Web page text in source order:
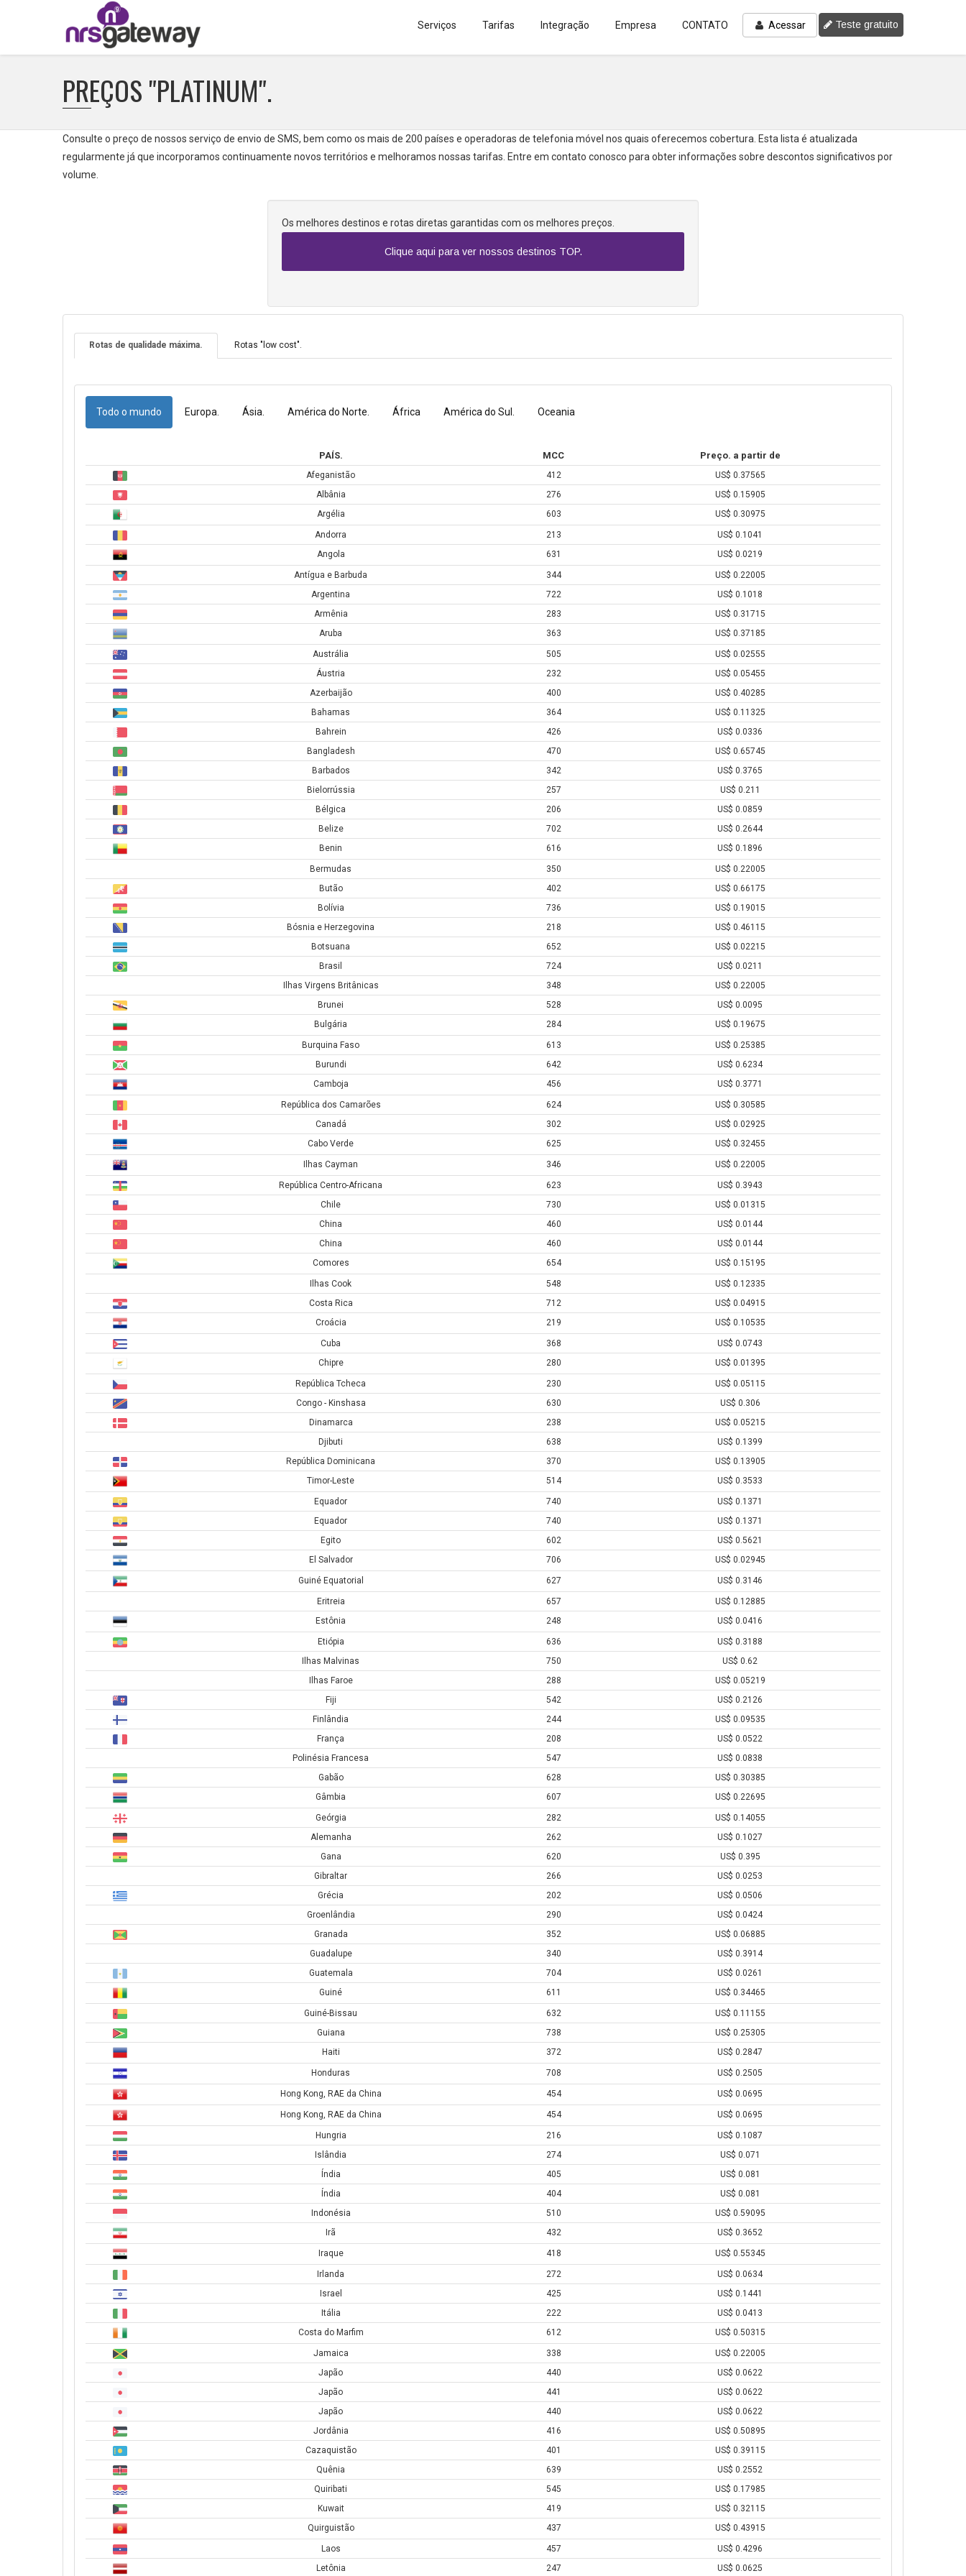
Serviços Tarifas Integração Empresa CONTATO Acessar Teste gratuito
PREÇOS "PLATINUM".
Consulte o preço de nossos serviço de envio de SMS, bem como os mais de 200 países e operadoras de telefonia móvel nos quais oferecemos cobertura. Esta lista é atualizada
regularmente já que incorporamos continuamente novos territórios e melhoramos nossas tarifas. Entre em contato conosco para obter informações sobre descontos significativos por
volume.
Os melhores destinos e rotas diretas garantidas com os melhores preços.
Clique aqui para ver nossos destinos TOP.
Rotas de qualidade máxima. Rotas "low cost".
Todo o mundo Europa. Ásia. América do Norte. África América do Sul. Oceania
PAÍS. MCC Preço. a partir de
Afeganistão 412
US$ 0.37565
Albânia
276
US$ 0.15905
Argélia
603 US$ 0.30975
Andorra 213
US$ 0.1041
Angola
631 US$ 0.0219
Antígua e Barbuda 344
US$ 0.22005
Argentina
722
US$ 0.1018
Armênia
283
US$ 0.31715
Aruba
363 US$ 0.37185
Austrália 505
US$ 0.02555
Áustria
232
US$ 0.05455
Azerbaijão
400
US$ 0.40285
Bahamas
364
US$ 0.11325
Bahrein
426
US$ 0.0336
Bangladesh
470
US$ 0.65745
Barbados
342
US$ 0.3765
Bielorrússia
257
US$ 0.211
Bélgica
206
US$ 0.0859
Belize
702
US$ 0.2644
Benin
616 US$ 0.1896
Bermudas 350
US$ 0.22005
Butão
402
US$ 0.66175
Bolívia
736
US$ 0.19015
Bósnia e Herzegovina
218
US$ 0.46115
Botsuana
652
US$ 0.02215
Brasil
724
US$ 0.0211
Ilhas Virgens Britânicas
348
US$ 0.22005
Brunei
528
US$ 0.0095
Bulgária
284 US$ 0.19675
Burquina Faso 613
US$ 0.25385
Burundi
642
US$ 0.6234
Camboja
456 US$ 0.3771
República dos Camarões 624
US$ 0.30585
Canadá
302
US$ 0.02925
Cabo Verde
625 US$ 0.32455
Ilhas Cayman 346 US$ 0.22005
República Centro-Africana 623
US$ 0.3943
Chile
730
US$ 0.01315
China
460
US$ 0.0144
China
460
US$ 0.0144
Comores
654 US$ 0.15195
Ilhas Cook 548
US$ 0.12335
Costa Rica
712
US$ 0.04915
Croácia
219 US$ 0.10535
Cuba 368
US$ 0.0743
Chipre
280 US$ 0.01395
República Tcheca 230
US$ 0.05115
Congo - Kinshasa
630
US$ 0.306
Dinamarca
238
US$ 0.05215
Djibuti
638
US$ 0.1399
República Dominicana
370
US$ 0.13905
Timor-Leste
514 US$ 0.3533
Equador 740
US$ 0.1371
Equador
740
US$ 0.1371
Egito
602
US$ 0.5621
El Salvador
706 US$ 0.02945
Guiné Equatorial 627 US$ 0.3146
Eritreia 657
US$ 0.12885
Estônia
248 US$ 0.0416
Etiópia 636
US$ 0.3188
Ilhas Malvinas
750
US$ 0.62
Ilhas Faroe
288
US$ 0.05219
Fiji
542
US$ 0.2126
Finlândia
244
US$ 0.09535
França
208
US$ 0.0522
Polinésia Francesa
547
US$ 0.0838
Gabão
628
US$ 0.30385
Gâmbia
607 US$ 0.22695
Geórgia 282
US$ 0.14055
Alemanha
262
US$ 0.1027
Gana
620
US$ 0.395
Gibraltar
266
US$ 0.0253
Grécia
202
US$ 0.0506
Groenlândia
290
US$ 0.0424
Granada
352
US$ 0.06885
Guadalupe
340
US$ 0.3914
Guatemala
704
US$ 0.0261
Guiné
611 US$ 0.34465
Guiné-Bissau 632
US$ 0.11155
Guiana
738
US$ 0.25305
Haiti
372 US$ 0.2847
Honduras 708 US$ 0.2505
Hong Kong, RAE da China 454 US$ 0.0695
Hong Kong, RAE da China 454 US$ 0.0695
Hungria 216
US$ 0.1087
Islândia
274
US$ 0.071
Índia
405
US$ 0.081
Índia
404
US$ 0.081
Indonésia
510
US$ 0.59095
Irã
432 US$ 0.3652
Iraque 418 US$ 0.55345
Irlanda 272
US$ 0.0634
Israel
425
US$ 0.1441
Itália
222
US$ 0.0413
Costa do Marfim
612 US$ 0.50315
Jamaica 338
US$ 0.22005
Japão
440
US$ 0.0622
Japão
441
US$ 0.0622
Japão
440
US$ 0.0622
Jordânia
416
US$ 0.50895
Cazaquistão
401
US$ 0.39115
Quênia
639
US$ 0.2552
Quiribati
545
US$ 0.17985
Kuwait
419
US$ 0.32115
Quirguistão
437 US$ 0.43915
Laos 457
US$ 0.4296
Letônia
247 US$ 0.0625